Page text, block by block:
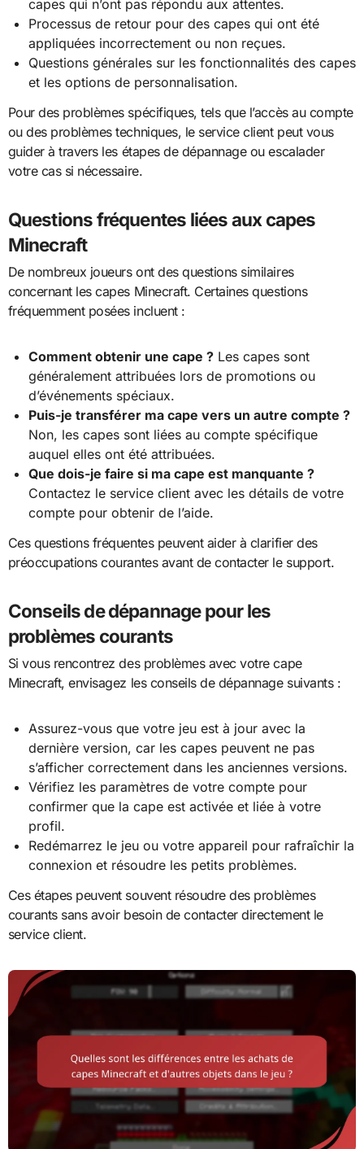
capes qui n’ont pas répondu aux attentes.
Processus de retour pour des capes qui ont été
appliquées incorrectement ou non reçues.
Questions générales sur les fonctionnalités des capes
et les options de personnalisation.
Pour des problèmes spécifiques, tels que l’accès au compte
ou des problèmes techniques, le service client peut vous
guider à travers les étapes de dépannage ou escalader
votre cas si nécessaire.
Questions fréquentes liées aux capes
Minecraft
De nombreux joueurs ont des questions similaires
concernant les capes Minecraft. Certaines questions
fréquemment posées incluent :
Comment obtenir une cape ? Les capes sont
généralement attribuées lors de promotions ou
d’événements spéciaux.
Puis-je transférer ma cape vers un autre compte ?
Non, les capes sont liées au compte spécifique
auquel elles ont été attribuées.
Que dois-je faire si ma cape est manquante ?
Contactez le service client avec les détails de votre
compte pour obtenir de l’aide.
Ces questions fréquentes peuvent aider à clarifier des
préoccupations courantes avant de contacter le support.
Conseils de dépannage pour les
problèmes courants
Si vous rencontrez des problèmes avec votre cape
Minecraft, envisagez les conseils de dépannage suivants :
Assurez-vous que votre jeu est à jour avec la
dernière version, car les capes peuvent ne pas
s’afficher correctement dans les anciennes versions.
Vérifiez les paramètres de votre compte pour
confirmer que la cape est activée et liée à votre
profil.
Redémarrez le jeu ou votre appareil pour rafraîchir la
connexion et résoudre les petits problèmes.
Ces étapes peuvent souvent résoudre des problèmes
courants sans avoir besoin de contacter directement le
service client.